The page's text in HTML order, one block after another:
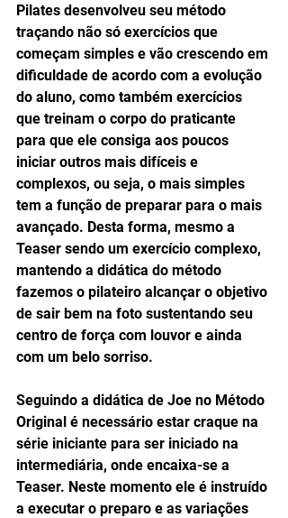
Pilates desenvolveu seu método
traçando não só exercícios que
começam simples e vão crescendo em
dificuldade de acordo com a evolução
do aluno, como também exercícios
que treinam o corpo do praticante
para que ele consiga aos poucos
iniciar outros mais difíceis e
complexos, ou seja, o mais simples
tem a função de preparar para o mais
avançado. Desta forma, mesmo a
Teaser sendo um exercício complexo,
mantendo a didática do método
fazemos o pilateiro alcançar o objetivo
de sair bem na foto sustentando seu
centro de força com louvor e ainda
com um belo sorriso.
Seguindo a didática de Joe no Método
Original é necessário estar craque na
série iniciante para ser iniciado na
intermediária, onde encaixa-se a
Teaser. Neste momento ele é instruído
a executar o preparo e as variações